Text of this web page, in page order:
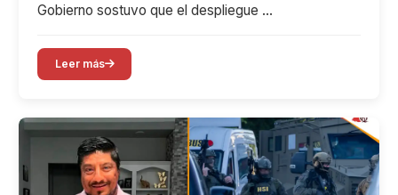
Gobierno sostuvo que el despliegue …
Leer más